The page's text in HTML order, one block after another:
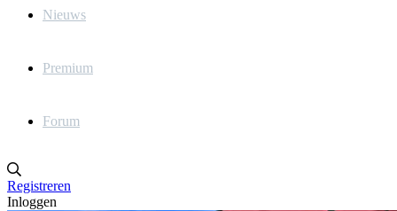
Nieuws
Premium
Forum
Registreren
Inloggen